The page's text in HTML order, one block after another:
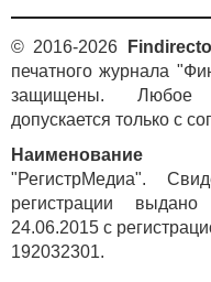
© 2016-2026
печатного журнала
защищены. Любое
допускается только с
"РегистрМедиа".
регистрации
24.06.2015 с
192032301.